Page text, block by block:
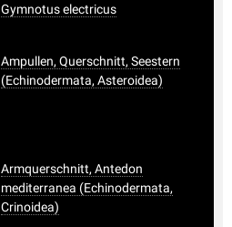
Gymnotus electricus
Ampullen, Querschnitt, Seestern
(Echinodermata, Asteroidea)
Armquerschnitt, Antedon
mediterranea (Echinodermata,
Crinoidea)